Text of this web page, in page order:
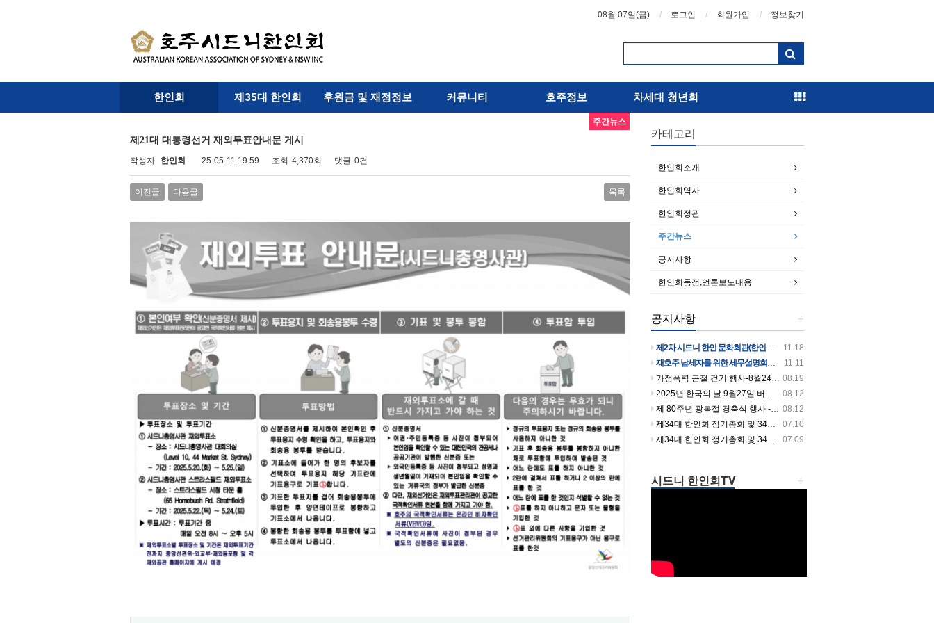
08월 07일(금) 로그인 회원가입 정보찾기
한인회 제35대 한인회 후원금 및 재정정보 커뮤니티 호주정보 차세대 청년회
주간뉴스
제21대 대통령선거 재외투표안내문 게시
작성자 한인회 25-05-11 19:59 조회 4,370회 댓글 0건
이전글 다음글 목록
카테고리
한인회소개
한인회역사
한인회정관
주간뉴스
공지사항
한인회동정,언론보도내용
+
공지사항
11.18
제2차 시드니 한인 문화회관(한인회관)건립 후원의 날 행사 안내입니다
11.11
재호주 납세자를 위한 세무설명회를 개최합니다
08.19
가정폭력 근절 걷기 행사-8월24일 일요일 오전 9시~10시 30분까지 버우드파크에서 있습니다
08.12
2025년 한국의 날 9월27일 버우드파크에서 열립니다
08.12
제 80주년 광복절 경축식 행사 -셔틀버스 시간 안내
07.10
제34대 한인회 정기총회 및 34대 35대 회장 이취임식날 셔틀버스 운행합니다.
07.09
제34대 한인회 정기총회 및 34대 35대 회장 이취임식 개최!
+
시드니 한인회TV